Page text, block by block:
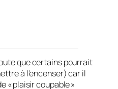
que certains pourrait
à l’encenser) car il
« plaisir coupable »